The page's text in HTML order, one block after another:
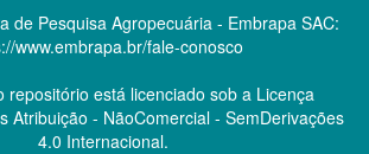
de Pesquisa Agropecuária - Embrapa SAC:
www.embrapa.br/fale-conosco
repositório está licenciado sob a Licença
Atribuição - NãoComercial - SemDerivações
4.0 Internacional.